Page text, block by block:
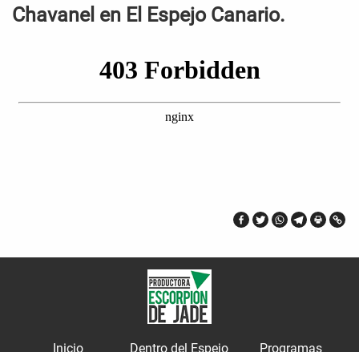
Chavanel en El Espejo Canario.
Inicio Dentro del Espejo Programas